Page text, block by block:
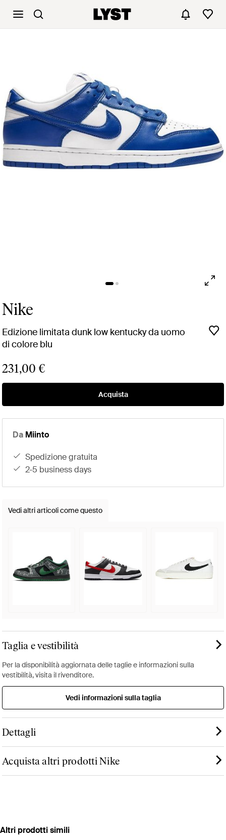
Nike
Edizione limitata dunk low kentucky da uomo
di colore blu
231,00 €
Acquista
Da Miinto
spedizione gratuita
2-5 business days
Vedi altri articoli come questo
Taglia e vestibilità
Per la disponibilità aggiornata delle taglie e informazioni sulla
vestibilità, visita il rivenditore.
Vedi informazioni sulla taglia
Dettagli
Acquista altri prodotti Nike
Altri prodotti simili